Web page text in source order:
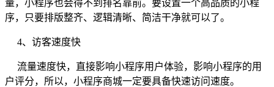
量，小程序也会得不到排名靠前。要设置一个高品质的小程
序，只要排版整齐、逻辑清晰、简洁干净就可以了。
4、访客速度快
流量速度快，直接影响小程序用户体验，影响小程序的用
户评分，所以，小程序商城一定要具备快速访问速度。